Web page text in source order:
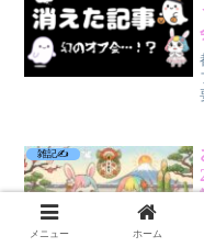
雑記✍️
メニュー ホーム